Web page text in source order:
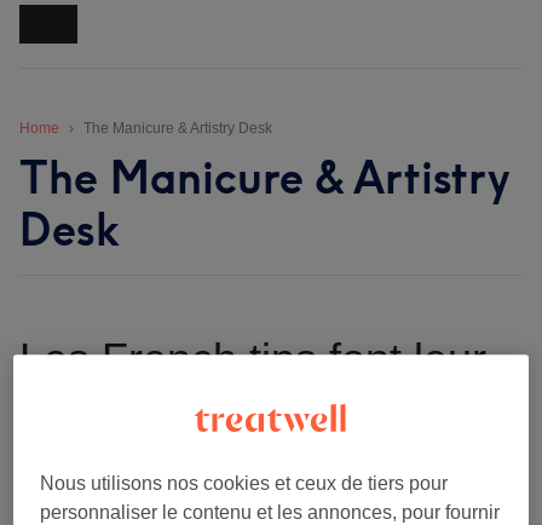
Home The Manicure & Artistry Desk
The Manicure & Artistry
Desk
Les French tips font leur
grand retour (encore une
by The Manicure & Artistry Desk
Nous utilisons nos cookies et ceux de tiers pour
personnaliser le contenu et les annonces, pour fournir